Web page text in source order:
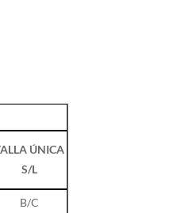
ÚNICA
S/L
B/C